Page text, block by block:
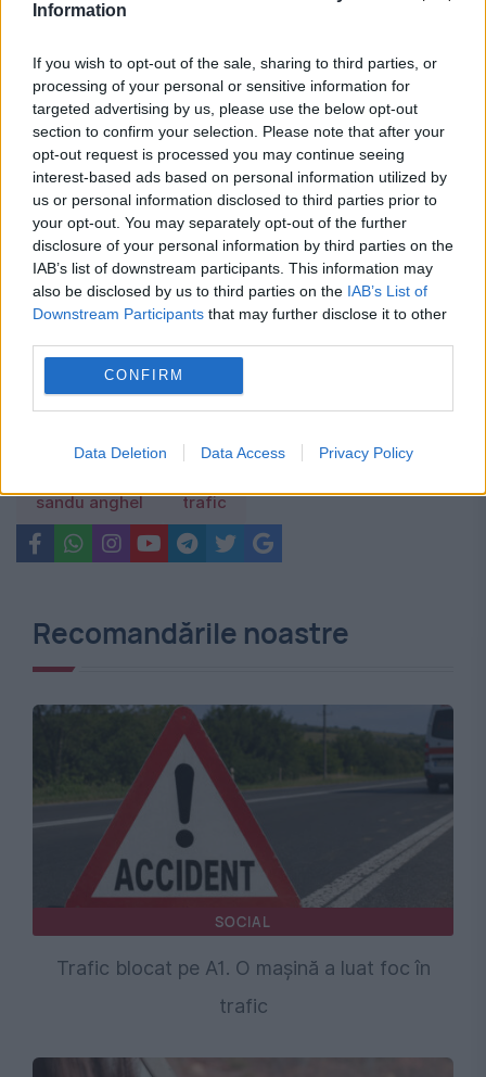
Information
If you wish to opt-out of the sale, sharing to third parties, or
processing of your personal or sensitive information for
targeted advertising by us, please use the below opt-out
section to confirm your selection. Please note that after your
opt-out request is processed you may continue seeing
interest-based ads based on personal information utilized by
us or personal information disclosed to third parties prior to
your opt-out. You may separately opt-out of the further
disclosure of your personal information by third parties on the
IAB’s list of downstream participants. This information may
also be disclosed by us to third parties on the IAB’s List of
Downstream Participants that may further disclose it to other
CONFIRM
Data Deletion Data Access Privacy Policy
Caniculă într-o parte a țării, vijelii în alta.
Harta fenomenelor meteo anunțate de
meteorologi
Preț carburanți, 7 august 2026.
Schimbarea apărută înainte de weekend
la benzinării
bercea mondial florin anghel izaura anghel
marius constantin Mircea Basescu
sandu anghel trafic
Recomandările noastre
SOCIAL
Trafic blocat pe A1. O mașină a luat foc în
trafic